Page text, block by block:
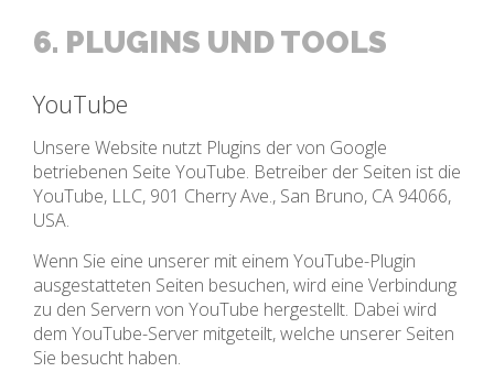
6. PLUGINS UND TOOLS
YouTube
Unsere Website nutzt Plugins der von Google
betriebenen Seite YouTube. Betreiber der Seiten ist die
YouTube, LLC, 901 Cherry Ave., San Bruno, CA 94066,
USA.
Wenn Sie eine unserer mit einem YouTube-Plugin
ausgestatteten Seiten besuchen, wird eine Verbindung
zu den Servern von YouTube hergestellt. Dabei wird
dem YouTube-Server mitgeteilt, welche unserer Seiten
Sie besucht haben.